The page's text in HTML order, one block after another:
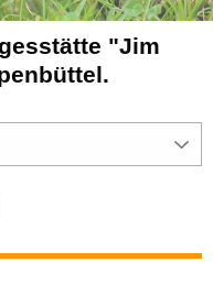
"Jim